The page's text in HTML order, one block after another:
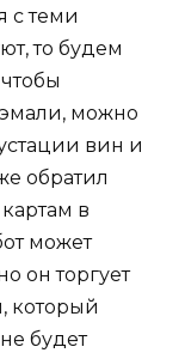
с теми
то будем
можно
вин и
обратил
в
может
он торгует
который
будет